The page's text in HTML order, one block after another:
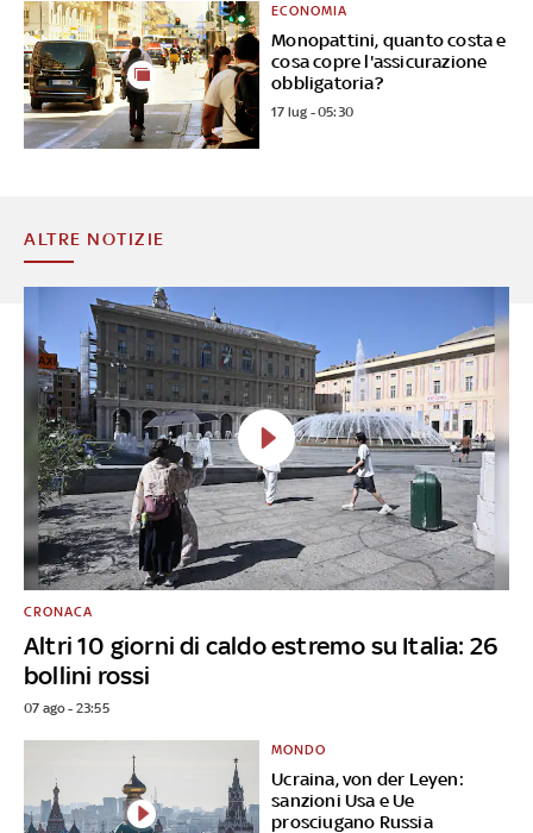
Monopattini, quanto costa e
cosa copre l'assicurazione
obbligatoria?
ECONOMIA
17 lug - 05:30
ALTRE NOTIZIE
Altri 10 giorni di caldo estremo su Italia: 26
bollini rossi
CRONACA
07 ago - 23:55
Ucraina, von der Leyen:
sanzioni Usa e Ue
prosciugano Russia
MONDO